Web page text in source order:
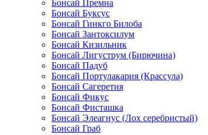
Бонсай Премна
Бонсай Буксус
Бонсай Гинкго Билоба
Бонсай Зантоксилум
Бонсай Кизильник
Бонсай Лигуструм (Бирючина)
Бонсай Падуб
Бонсай Портулакария (Крассула)
Бонсай Сагеретия
Бонсай Фикус
Бонсай Фисташка
Бонсай Элеагнус (Лох серебристый)
Бонсай Граб